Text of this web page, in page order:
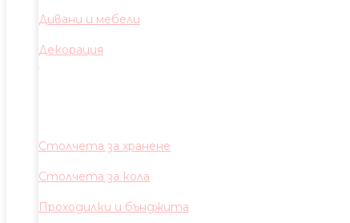
Дивани и мебели
Декорация
Столчета за хранене
Столчета за кола
Проходилки и бънджита